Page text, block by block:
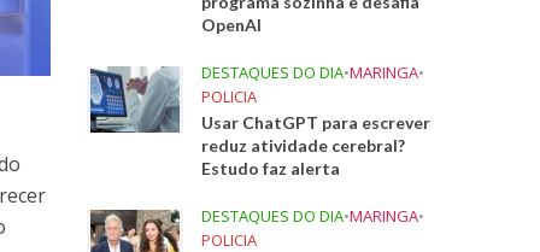
OpenAI
DESTAQUES DO DIA•MARINGA•
POLICIA
Usar ChatGPT para escrever
reduz atividade cerebral?
Estudo faz alerta
DESTAQUES DO DIA•MARINGA•
POLICIA